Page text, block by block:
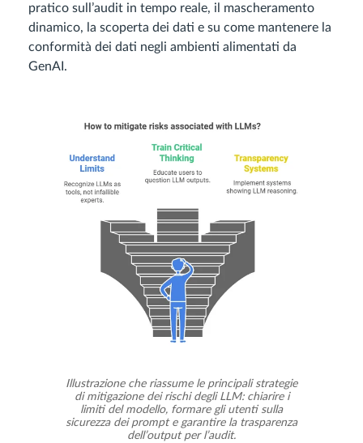
pratico sull’audit in tempo reale, il mascheramento
dinamico, la scoperta dei dati e su come mantenere la
conformità dei dati negli ambienti alimentati da
GenAI.
Illustrazione che riassume le principali strategie
di mitigazione dei rischi degli LLM: chiarire i
limiti del modello, formare gli utenti sulla
sicurezza dei prompt e garantire la trasparenza
dell’output per l’audit.